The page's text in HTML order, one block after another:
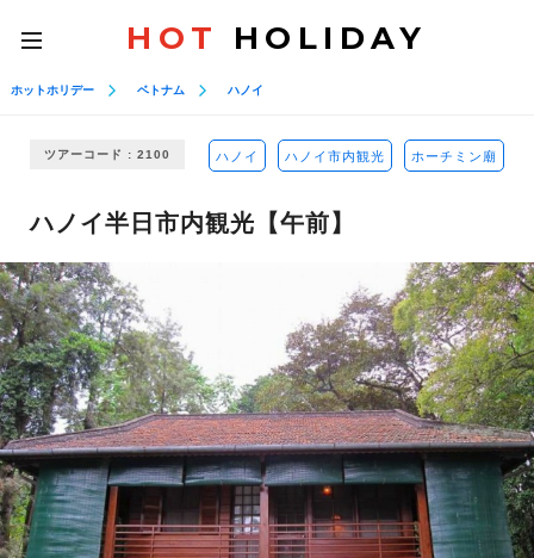
toggle
navigation
HOT HOLIDAY
ホットホリデー ベトナム ハノイ
ツアーコード : 2100 ハノイ ハノイ市内観光 ホーチミン廟
ハノイ半日市内観光【午前】